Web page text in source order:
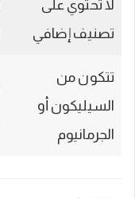
لا تحتوي على
تصنيف إضافي
تتكون من
السيليكون أو
الجرمانيوم